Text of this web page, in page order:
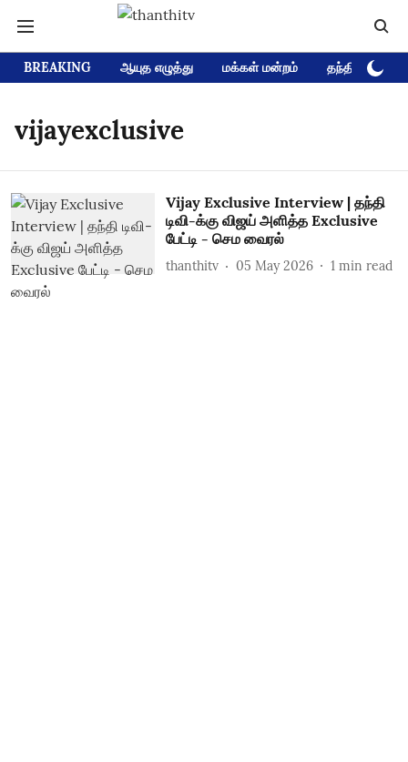
BREAKING ஆயுத எழுத்து மக்கள் மன்றம் தந்தி டிவி
vijayexclusive
Vijay Exclusive Interview | தந்தி
டிவி-க்கு விஜய் அளித்த Exclusive
பேட்டி - செம வைரல்
thanthitv 05 May 2026 1 min read